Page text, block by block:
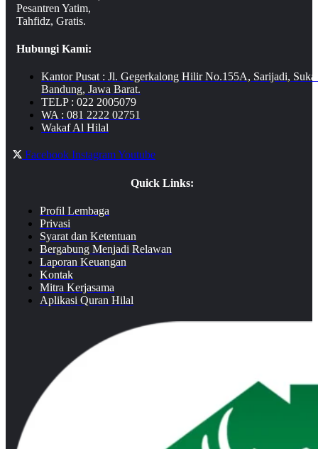
Pesantren Yatim,
Tahfidz, Gratis.
Hubungi Kami:
Kantor Pusat : Jl. Gegerkalong Hilir No.155A, Sarijadi,
Bandung, Jawa Barat.
TELP : 022 2005079
WA : 081 2222 02751
Wakaf Al Hilal
Facebook InstagramYoutube
Quick Links:
Profil Lembaga
Privasi
Syarat dan Ketentuan
Bergabung Menjadi Relawan
Laporan Keuangan
Kontak
Mitra Kerjasama
Aplikasi Quran Hilal